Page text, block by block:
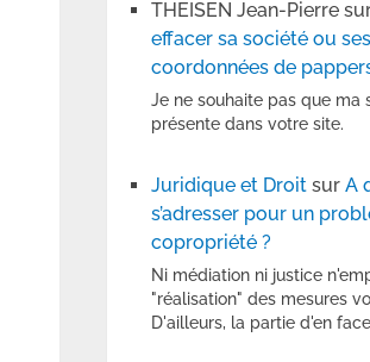
THEISEN Jean-Pierre
effacer sa société ou ses
coordonnées de
Je ne souhaite pas que ma
présente dans votre site.
Juridique et Droit surA
s’adresser pour un
copropriété ?
Ni médiation ni justice
"réalisation" des mesures
D'ailleurs, la partie d'en